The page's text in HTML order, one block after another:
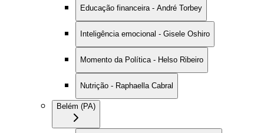
Educação financeira - André Torbey
Inteligência emocional - Gisele Oshiro
Momento da Política - Helso Ribeiro
Nutrição - Raphaella Cabral
Belém (PA)